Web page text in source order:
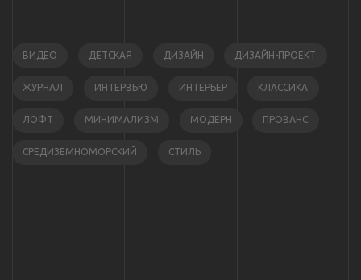
ВИДЕО ДЕТСКАЯ ДИЗАЙН ДИЗАЙН-ПРОЕКТ
ЖУРНАЛ ИНТЕРВЬЮ ИНТЕРЬЕР КЛАССИКА
ЛОФТ МИНИМАЛИЗМ МОДЕРН ПРОВАНС
СРЕДИЗЕМНОМОРСКИЙ СТИЛЬ